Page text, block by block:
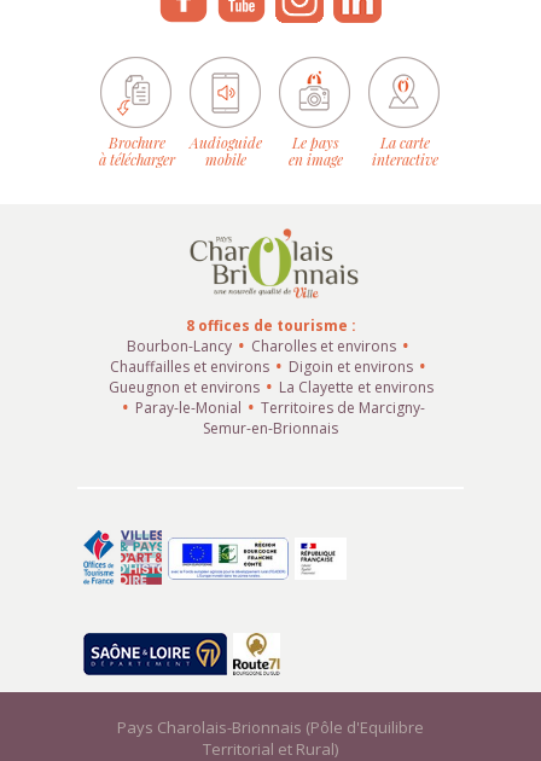
Brochure
à télécharger
Audioguide
mobile
Le pays
en image
La carte
interactive
8 offices de tourisme :
Bourbon-Lancy
Charolles et environs
Chauffailles et environs
Digoin et environs
Gueugnon et environs
La Clayette et environs
Paray-le-Monial
Territoires de Marcigny-
Semur-en-Brionnais
Pays Charolais-Brionnais (Pôle d'Equilibre
Territorial et Rural)